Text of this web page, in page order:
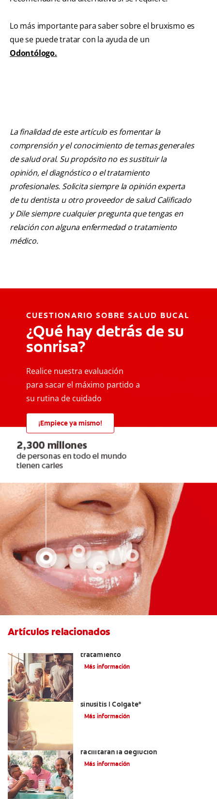
Lo más importante para saber sobre el bruxismo es
que se puede tratar con la ayuda de un
Odontólogo.
La finalidad de este artículo es fomentar la
comprensión y el conocimiento de temas generales
de salud oral. Su propósito no es sustituir la
opinión, el diagnóstico o el tratamiento
profesionales. Solicita siempre la opinión experta
de tu dentista u otro proveedor de salud Calificado
y Dile siempre cualquier pregunta que tengas en
relación con alguna enfermedad o tratamiento
médico.
CUESTIONARIO SOBRE SALUD BUCAL
¿Qué hay detrás de su
sonrisa?
Realice nuestra evaluación
para sacar el máximo partido a
su rutina de cuidado
¡Empiece ya mismo!
Artículos relacionados
tratamiento
Más información
sinusitis | Colgate®
Más información
facilitarán la deglución
Más información